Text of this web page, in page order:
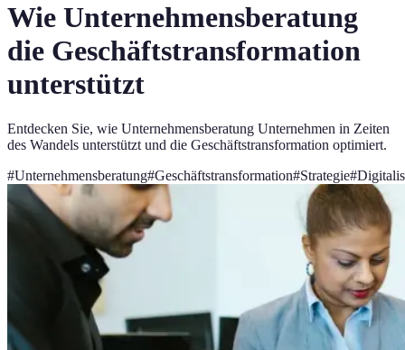
Wie Unternehmensberatung
die Geschäftstransformation
unterstützt
Entdecken Sie, wie Unternehmensberatung Unternehmen in Zeiten
des Wandels unterstützt und die Geschäftstransformation optimiert.
#Unternehmensberatung#Geschäftstransformation#Strategie#